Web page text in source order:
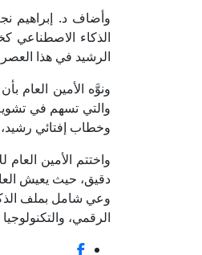
وأضاف د. إبراهيم
الذكاء الاصطناعي
الرشيد في هذا العصر
ونوَّه الأمين العام
والتي تسهم في
وخطاب إفتائي رشيد،
واختتم الأمين العام
دقيق، حيث يعيش
وعي شامل بملف
الرقمي،